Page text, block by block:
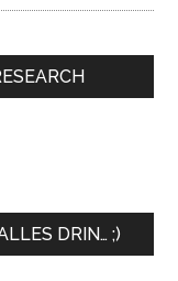
DRIN… ;)